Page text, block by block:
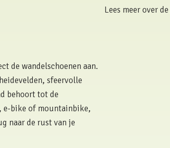
Lees meer over de
de wandelschoenen aan.
sfeervolle
behoort tot de
e-bike of mountainbike,
naar de rust van je